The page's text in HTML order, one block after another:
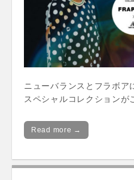
ニューバランスとフラボア
スペシャルコレクションが
Read more →